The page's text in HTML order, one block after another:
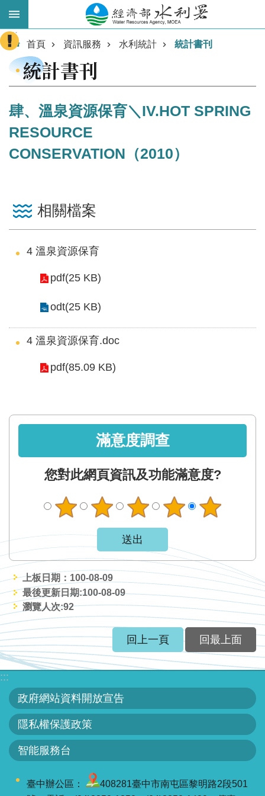
跳到主要內容區塊
進
階
搜
業
主
服
務
關
於
本
署
網
站
覽
回
首
頁
:::
首頁 資訊服務 水利統計 統計書刊
統計書刊
肆、溫泉資源保育＼IV.HOT SPRING
RESOURCE
CONSERVATION（2010）
相關檔案
4 溫泉資源保育
pdf(25 KB)
odt(25 KB)
4 溫泉資源保育.doc
pdf(85.09 KB)
滿意度調查
您對此網頁資訊及功能滿意度?
上板日期：100-08-09
最後更新日期:100-08-09
瀏覽人次:92
回上一頁 回最上面
:::
政府網站資料開放宣告
隱私權保護政策
智能服務台
臺中辦公區：
408281臺中市南屯區黎明路2段501